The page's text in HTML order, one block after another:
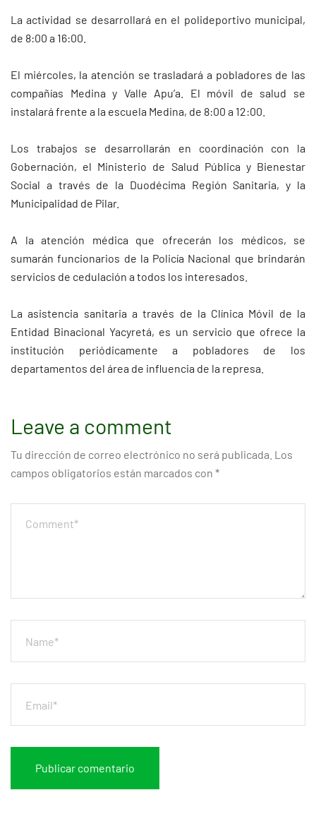
La actividad se desarrollará en el polideportivo municipal,
de 8:00 a 16:00.
El miércoles, la atención se trasladará a pobladores de las
compañías Medina y Valle Apu’a. El móvil de salud se
instalará frente a la escuela Medina, de 8:00 a 12:00.
Los trabajos se desarrollarán en coordinación con la
Gobernación, el Ministerio de Salud Pública y Bienestar
Social a través de la Duodécima Región Sanitaria, y la
Municipalidad de Pilar.
A la atención médica que ofrecerán los médicos, se
sumarán funcionarios de la Policía Nacional que brindarán
servicios de cedulación a todos los interesados.
La asistencia sanitaria a través de la Clínica Móvil de la
Entidad Binacional Yacyretá, es un servicio que ofrece la
institución periódicamente a pobladores de los
departamentos del área de influencia de la represa.
Leave a comment
Tu dirección de correo electrónico no será publicada. Los
campos obligatorios están marcados con *